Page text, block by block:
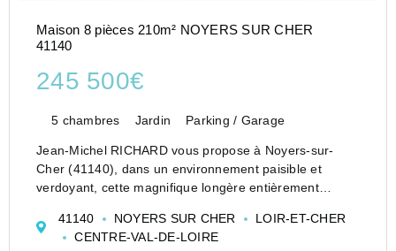
Maison 8 pièces 210m² NOYERS SUR CHER
41140
245 500€
5 chambres Jardin Parking / Garage
Jean-Michel RICHARD vous propose à Noyers-sur-
Cher (41140), dans un environnement paisible et
verdoyant, cette magnifique longère entièrement
confort moderne.
Prix de vente : 245 500 euros
41140 NOYERS SUR CHER
LOIR-ET-CHER
CENTRE-VAL-DE-LOIRE